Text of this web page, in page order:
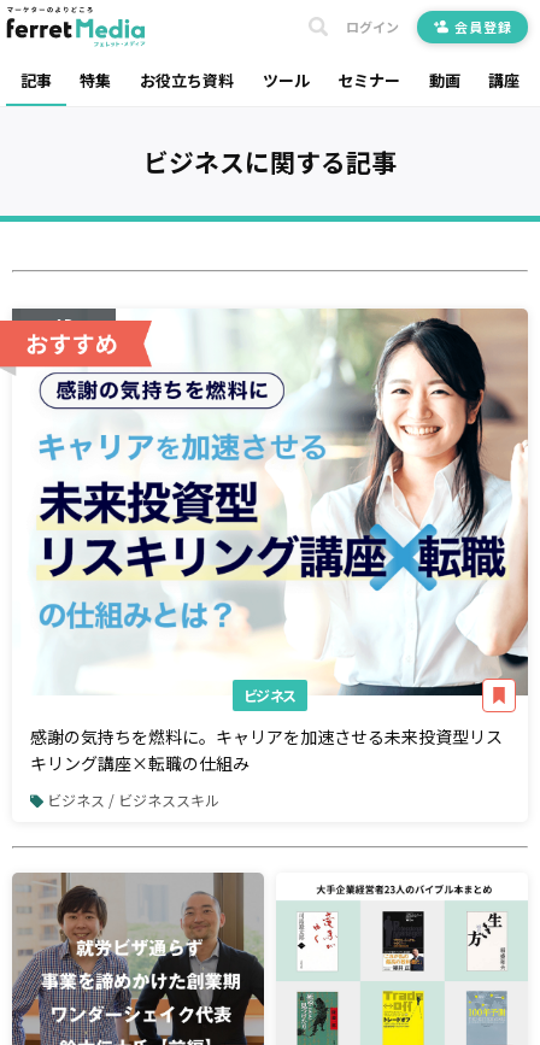
記事 特集 お役立ち資料 ツール セミナー 動画 講座
ログイン 会員登録
ビジネスに関する記事
AD
ビジネス
感謝の気持ちを燃料に。キャリアを加速させる未来投資型リス
キリング講座×転職の仕組み
ビジネス / ビジネススキル